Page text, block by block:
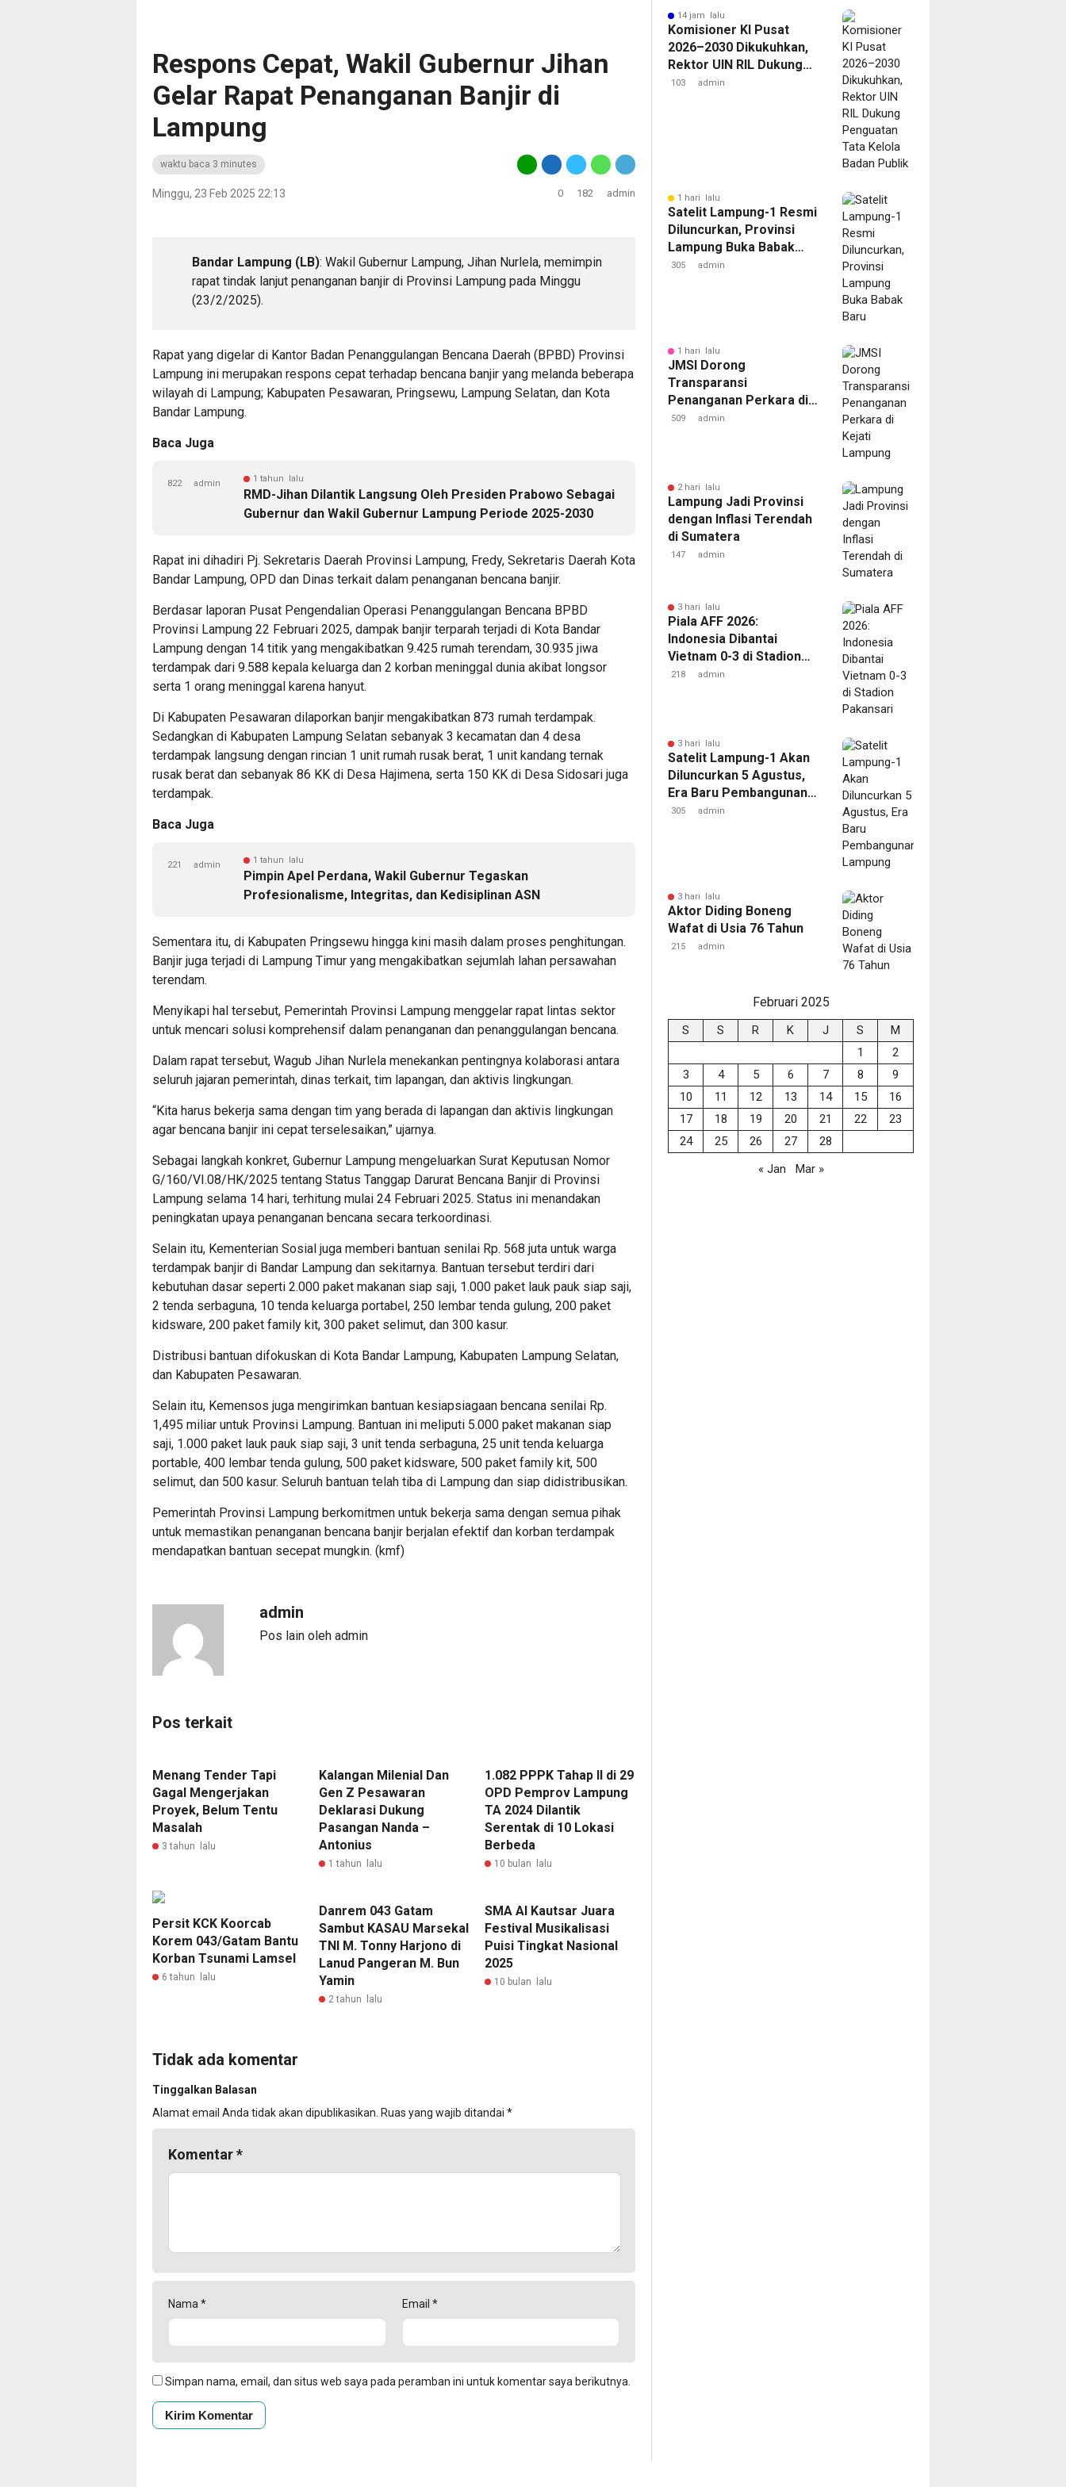
Respons Cepat, Wakil Gubernur Jihan
Gelar Rapat Penanganan Banjir di
Lampung
waktu baca 3 minutes
Minggu, 23 Feb 2025 22:13 0 182 admin
Bandar Lampung (LB): Wakil Gubernur Lampung, Jihan Nurlela, memimpin
rapat tindak lanjut penanganan banjir di Provinsi Lampung pada Minggu
(23/2/2025).
Rapat yang digelar di Kantor Badan Penanggulangan Bencana Daerah (BPBD) Provinsi
Lampung ini merupakan respons cepat terhadap bencana banjir yang melanda beberapa
wilayah di Lampung; Kabupaten Pesawaran, Pringsewu, Lampung Selatan, dan Kota
Bandar Lampung.
Baca Juga
1 tahun lalu
RMD-Jihan Dilantik Langsung Oleh Presiden Prabowo Sebagai
Gubernur dan Wakil Gubernur Lampung Periode 2025-2030
822 admin
Rapat ini dihadiri Pj. Sekretaris Daerah Provinsi Lampung, Fredy, Sekretaris Daerah Kota
Bandar Lampung, OPD dan Dinas terkait dalam penanganan bencana banjir.
Berdasar laporan Pusat Pengendalian Operasi Penanggulangan Bencana BPBD
Provinsi Lampung 22 Februari 2025, dampak banjir terparah terjadi di Kota Bandar
Lampung dengan 14 titik yang mengakibatkan 9.425 rumah terendam, 30.935 jiwa
terdampak dari 9.588 kepala keluarga dan 2 korban meninggal dunia akibat longsor
serta 1 orang meninggal karena hanyut.
Di Kabupaten Pesawaran dilaporkan banjir mengakibatkan 873 rumah terdampak.
Sedangkan di Kabupaten Lampung Selatan sebanyak 3 kecamatan dan 4 desa
terdampak langsung dengan rincian 1 unit rumah rusak berat, 1 unit kandang ternak
rusak berat dan sebanyak 86 KK di Desa Hajimena, serta 150 KK di Desa Sidosari juga
terdampak.
Baca Juga
1 tahun lalu
Pimpin Apel Perdana, Wakil Gubernur Tegaskan
Profesionalisme, Integritas, dan Kedisiplinan ASN
221 admin
Sementara itu, di Kabupaten Pringsewu hingga kini masih dalam proses penghitungan.
Banjir juga terjadi di Lampung Timur yang mengakibatkan sejumlah lahan persawahan
terendam.
Menyikapi hal tersebut, Pemerintah Provinsi Lampung menggelar rapat lintas sektor
untuk mencari solusi komprehensif dalam penanganan dan penanggulangan bencana.
Dalam rapat tersebut, Wagub Jihan Nurlela menekankan pentingnya kolaborasi antara
seluruh jajaran pemerintah, dinas terkait, tim lapangan, dan aktivis lingkungan.
“Kita harus bekerja sama dengan tim yang berada di lapangan dan aktivis lingkungan
agar bencana banjir ini cepat terselesaikan,” ujarnya.
Sebagai langkah konkret, Gubernur Lampung mengeluarkan Surat Keputusan Nomor
G/160/VI.08/HK/2025 tentang Status Tanggap Darurat Bencana Banjir di Provinsi
Lampung selama 14 hari, terhitung mulai 24 Februari 2025. Status ini menandakan
peningkatan upaya penanganan bencana secara terkoordinasi.
Selain itu, Kementerian Sosial juga memberi bantuan senilai Rp. 568 juta untuk warga
terdampak banjir di Bandar Lampung dan sekitarnya. Bantuan tersebut terdiri dari
kebutuhan dasar seperti 2.000 paket makanan siap saji, 1.000 paket lauk pauk siap saji,
2 tenda serbaguna, 10 tenda keluarga portabel, 250 lembar tenda gulung, 200 paket
kidsware, 200 paket family kit, 300 paket selimut, dan 300 kasur.
Distribusi bantuan difokuskan di Kota Bandar Lampung, Kabupaten Lampung Selatan,
dan Kabupaten Pesawaran.
Selain itu, Kemensos juga mengirimkan bantuan kesiapsiagaan bencana senilai Rp.
1,495 miliar untuk Provinsi Lampung. Bantuan ini meliputi 5.000 paket makanan siap
saji, 1.000 paket lauk pauk siap saji, 3 unit tenda serbaguna, 25 unit tenda keluarga
portable, 400 lembar tenda gulung, 500 paket kidsware, 500 paket family kit, 500
selimut, dan 500 kasur. Seluruh bantuan telah tiba di Lampung dan siap didistribusikan.
Pemerintah Provinsi Lampung berkomitmen untuk bekerja sama dengan semua pihak
untuk memastikan penanganan bencana banjir berjalan efektif dan korban terdampak
mendapatkan bantuan secepat mungkin. (kmf)
admin
Pos lain oleh admin
Pos terkait
Menang Tender Tapi
Gagal Mengerjakan
Proyek, Belum Tentu
Masalah
3 tahun lalu
Kalangan Milenial Dan
Gen Z Pesawaran
Deklarasi Dukung
Pasangan Nanda –
Antonius
1 tahun lalu
‎1.082 PPPK Tahap II di 29
OPD Pemprov Lampung
TA 2024 Dilantik
Serentak di 10 Lokasi
Berbeda
10 bulan lalu
Persit KCK Koorcab
Korem 043/Gatam Bantu
Korban Tsunami Lamsel
6 tahun lalu
Danrem 043 Gatam
Sambut KASAU Marsekal
TNI M. Tonny Harjono di
Lanud Pangeran M. Bun
Yamin
2 tahun lalu
‎SMA Al Kautsar Juara
Festival Musikalisasi
Puisi Tingkat Nasional
2025
10 bulan lalu
Tidak ada komentar
Tinggalkan Balasan
Alamat email Anda tidak akan dipublikasikan. Ruas yang wajib ditandai *
Komentar*
Nama * Email *
Simpan nama, email, dan situs web saya pada peramban ini untuk komentar saya berikutnya.
14 jam lalu
Komisioner KI Pusat
2026–2030 Dikukuhkan,
Rektor UIN RIL Dukung
Penguatan Tata Kelola
103 admin
1 hari lalu
Satelit Lampung-1 Resmi
Diluncurkan, Provinsi
Lampung Buka Babak
Baru
305 admin
1 hari lalu
JMSI Dorong
Transparansi
Penanganan Perkara di
Kejati Lampung
509 admin
2 hari lalu
Lampung Jadi Provinsi
dengan Inflasi Terendah
di Sumatera
147 admin
3 hari lalu
Piala AFF 2026:
Indonesia Dibantai
Vietnam 0-3 di Stadion
Pakansari
218 admin
3 hari lalu
Satelit Lampung-1 Akan
Diluncurkan 5 Agustus,
Era Baru Pembangunan
Lampung
305 admin
3 hari lalu
Aktor Diding Boneng
Wafat di Usia 76 Tahun
215 admin
Februari 2025
S S R K J S
M
1
2
3
4 5 6 7 8
9
10
11 12 13 14 15
16
17
18 19 20 21 22
23
24
25 26 27
28
« Jan
Mar »